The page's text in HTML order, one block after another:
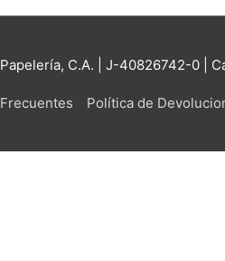
C.A. | J-40826742-0 |
Política de